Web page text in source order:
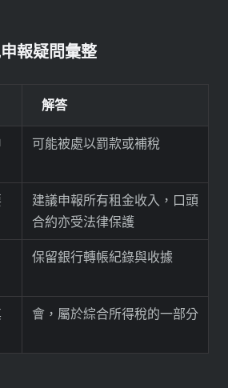
報疑問彙整
解答
可能被處以罰款或補稅
建議申報所有租金收入，口頭
合約亦受法律保護
保留銀行轉帳紀錄與收據
會，屬於綜合所得稅的一部分